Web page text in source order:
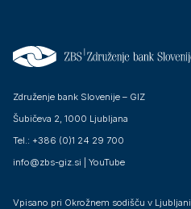
Združenje bank Slovenije – GIZ
Šubičeva 2, 1000 Ljubljana
Tel.: +386 (0)1 24 29 700
info@zbs-giz.si
YouTube
Vpisano pri Okrožnem sodišču v Ljubljani.